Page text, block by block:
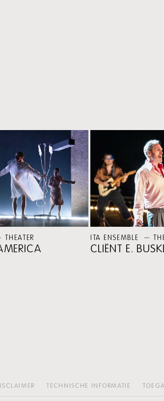
THEATER ITA ENSEMBLE
CLIËNT E.
TECHNISCHE INFORMATIE